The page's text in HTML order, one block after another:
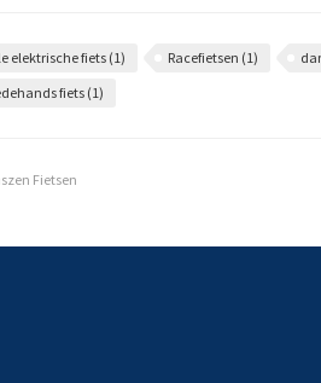
elektrische fiets (1) Racefietsen (1)
fiets(1)
Fietsen